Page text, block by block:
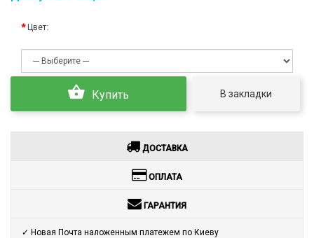
Цвет:
Купить В закладки
ДОСТАВКА
ОПЛАТА
ГАРАНТИЯ
✓ Новая Почта наложенным платежем по Киеву